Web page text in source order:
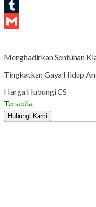
LinkedIn
Tumblr
Menghadirkan Sentuhan
Tingkatkan Gaya Hidup
Harga Hubungi CS
Tersedia
Hubungi Kami